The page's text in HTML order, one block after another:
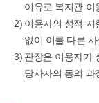
이유로 복지관 이
이용자의 성적 지
없이 이를 다른
관장은 이용자가
당사자의 동의 과